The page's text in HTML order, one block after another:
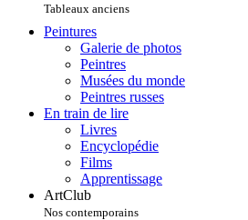
Tableaux anciens
Peintures
Galerie de photos
Peintres
Musées du monde
Peintres russes
En train de lire
Livres
Encyclopédie
Films
Apprentissage
ArtClub
Nos contemporains